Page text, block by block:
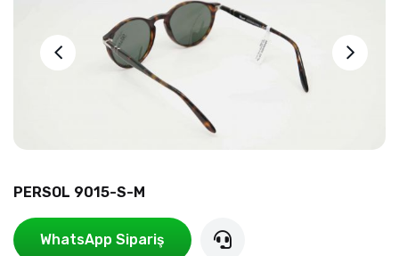
PERSOL 9015-S-M
WhatsApp Sipariş